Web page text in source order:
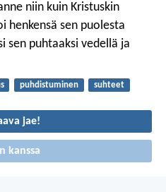
niin kuin Kristuskin
henkensä sen puolesta
sen puhtaaksi vedellä ja
puhdistuminen suhteet
jae!
kanssa